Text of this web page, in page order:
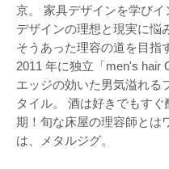
京。 家具デザインを学びイ
デザインの理想と現実に悩
そうあった理容の道を目指
2011 年に独立「men's hair
エッジの効いた男気溢れる
タイル。 酒は好きでもす
期！旬な床屋の理容師とは
は、メタルジグ。